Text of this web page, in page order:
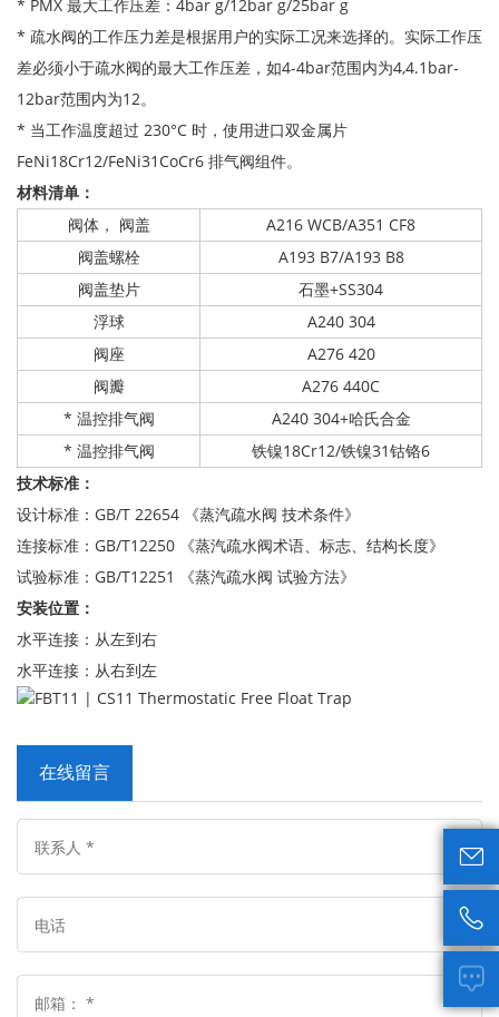
* PMX 最大工作压差：4bar g/12bar g/25bar g
* 疏水阀的工作压力差是根据用户的实际工况来选择的。实际工作压
差必须小于疏水阀的最大工作压差，如4-4bar范围内为4,4.1bar-
12bar范围内为12。
* 当工作温度超过 230°C 时，使用进口双金属片
FeNi18Cr12/FeNi31CoCr6 排气阀组件。
材料清单：
阀体， 阀盖
A216 WCB/A351 CF8
阀盖螺栓
A193 B7/A193 B8
阀盖垫片
石墨+SS304
浮球
A240 304
阀座
A276 420
阀瓣
A276 440C
* 温控排气阀
A240 304+哈氏合金
* 温控排气阀
铁镍18Cr12/铁镍31钴铬6
技术标准：
设计标准：GB/T 22654 《蒸汽疏水阀 技术条件》
连接标准：GB/T12250 《蒸汽疏水阀术语、标志、结构长度》
试验标准：GB/T12251 《蒸汽疏水阀 试验方法》
安装位置：
水平连接：从左到右
水平连接：从右到左
在线留言


